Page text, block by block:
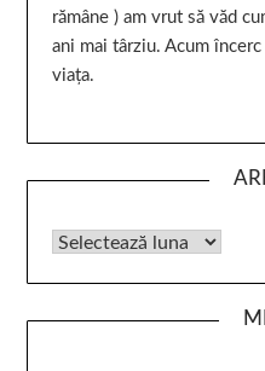
rămâne ) am vrut să văd
ani mai târziu. Acum
viața.